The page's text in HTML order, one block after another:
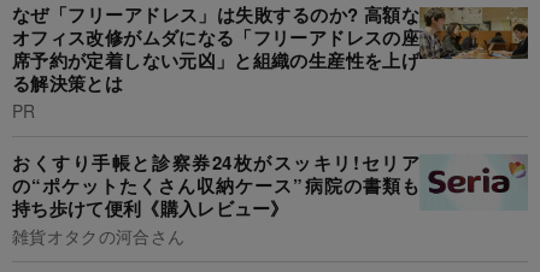
なぜ「フリーアドレス」は失敗するのか? 高額な
オフィス改修がムダになる「フリーアドレスの座
席予約が定着しない元凶」と組織の生産性を上げ
る解決策とは
PR
おくすり手帳と診察券24枚がスッキリ!セリア
の“ポケットたくさん収納ケース”病院の書類も
持ち歩けて便利《購入レビュー》
雑貨オタクの河合さん